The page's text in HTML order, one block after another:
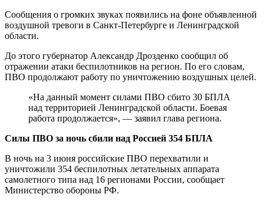
Сообщения о громких звуках появились на фоне объявленной
воздушной тревоги в Санкт-Петербурге и Ленинградской
области.
До этого губернатор Александр Дрозденко сообщил об
отражении атаки беспилотников на регион. По его словам,
ПВО продолжают работу по уничтожению воздушных целей.
«На данный момент силами ПВО сбито 30 БПЛА
над территорией Ленинградской области. Боевая
работа продолжается», — заявил глава региона.
Силы ПВО за ночь сбили над Россией 354 БПЛА
В ночь на 3 июня российские ПВО перехватили и
уничтожили 354 беспилотных летательных аппарата
самолетного типа над 16 регионами России, сообщает
Министерство обороны РФ.